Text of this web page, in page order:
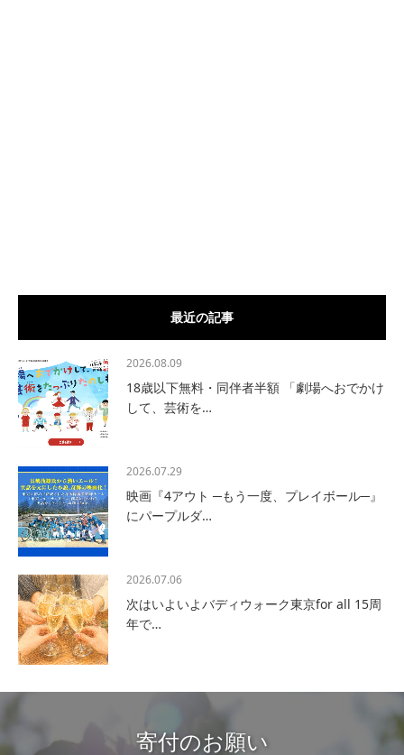
最近の記事
2026.08.09
18歳以下無料・同伴者半額 「劇場へおでかけ
して、芸術を…
2026.07.29
映画『4アウト ─もう一度、プレイボール─』
にパープルダ…
2026.07.06
次はいよいよバディウォーク東京for all 15周
年で…
寄付のお願い